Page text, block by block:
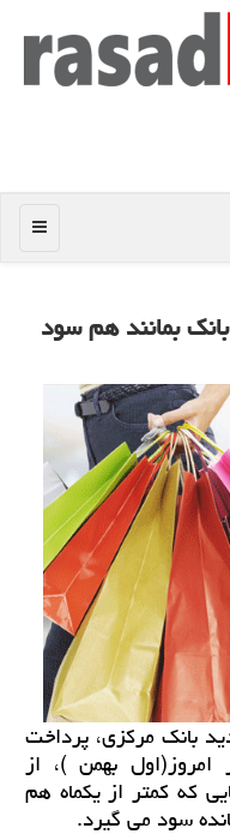
منو
بمانند هم سود
بانك مركزی، پرداخت
بهمن )، از
كه كمتر از یكماه هم
سود می گیرد.